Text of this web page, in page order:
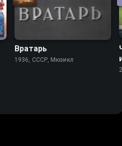
Вратарь
1936, СССР, Мюзикл